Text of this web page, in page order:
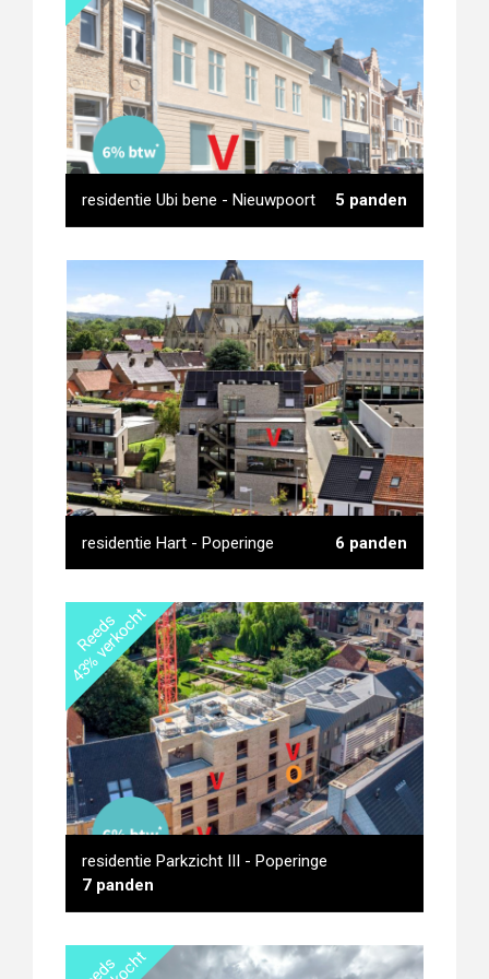
De Lelie - Beauvoorde
residentie Ubi bene - Nieuwpoort 5 panden
residentie Ubi bene -
Nieuwpoort
residentie Hart - Poperinge 6 panden
residentie Hart - Poperinge
Reeds
43% verkocht
residentie Parkzicht III - Poperinge
7 panden